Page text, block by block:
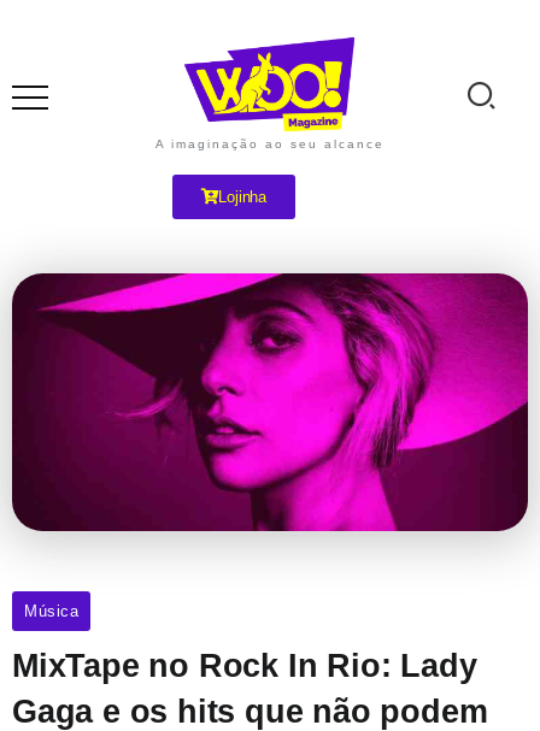
A imaginação ao seu alcance
Lojinha
Música
MixTape no Rock In Rio: Lady
Gaga e os hits que não podem